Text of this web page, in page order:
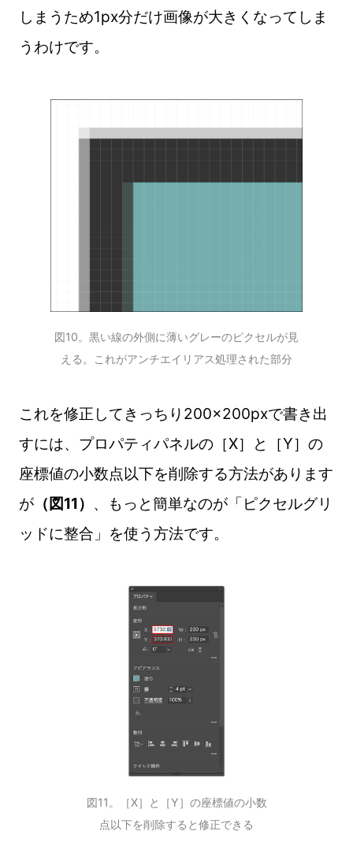
しまうため1px分だけ画像が大きくなってしま
うわけです。
図10。黒い線の外側に薄いグレーのピクセルが見
える。これがアンチエイリアス処理された部分
これを修正してきっちり200×200pxで書き出
すには、プロパティパネルの［X］と［Y］の
座標値の小数点以下を削除する方法があります
が（図11） 、もっと簡単なのが「ピクセルグリ
ッドに整合」を使う方法です。
図11。［X］と［Y］の座標値の小数
点以下を削除すると修正できる